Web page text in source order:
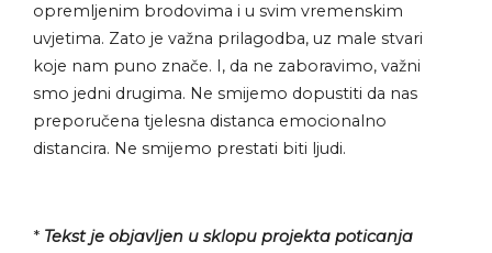
opremljenim brodovima i u svim vremenskim
uvjetima. Zato je važna prilagodba, uz male stvari
koje nam puno znače. I, da ne zaboravimo, važni
smo jedni drugima. Ne smijemo dopustiti da nas
preporučena tjelesna distanca emocionalno
distancira. Ne smijemo prestati biti ljudi.
* Tekst je objavljen u sklopu projekta poticanja